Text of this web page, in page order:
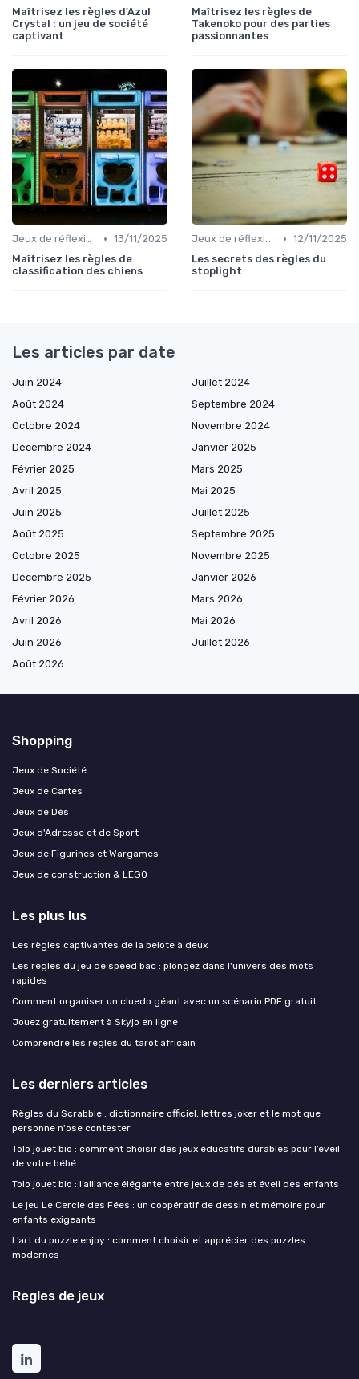
Maîtrisez les règles d'Azul
Crystal : un jeu de société
captivant
Maîtrisez les règles de
Takenoko pour des parties
passionnantes
Jeux de réflexion et logique • 13/11/2025
Maîtrisez les règles de
classification des chiens
Jeux de réflexion et logique • 12/11/2025
Les secrets des règles du
stoplight
Les articles par date
Juin 2024
Juillet 2024
Août 2024
Septembre 2024
Octobre 2024
Novembre 2024
Décembre 2024
Janvier 2025
Février 2025
Mars 2025
Avril 2025
Mai 2025
Juin 2025
Juillet 2025
Août 2025
Septembre 2025
Octobre 2025
Novembre 2025
Décembre 2025
Janvier 2026
Février 2026
Mars 2026
Avril 2026
Mai 2026
Juin 2026
Juillet 2026
Août 2026
Shopping
Jeux de Société
Jeux de Cartes
Jeux de Dés
Jeux d'Adresse et de Sport
Jeux de Figurines et Wargames
Jeux de construction & LEGO
Les plus lus
Les règles captivantes de la belote à deux
Les règles du jeu de speed bac : plongez dans l'univers des mots
rapides
Comment organiser un cluedo géant avec un scénario PDF gratuit
Jouez gratuitement à Skyjo en ligne
Comprendre les règles du tarot africain
Les derniers articles
Règles du Scrabble : dictionnaire officiel, lettres joker et le mot que
personne n'ose contester
Tolo jouet bio : comment choisir des jeux éducatifs durables pour l’éveil
de votre bébé
Tolo jouet bio : l’alliance élégante entre jeux de dés et éveil des enfants
Le jeu Le Cercle des Fées : un coopératif de dessin et mémoire pour
enfants exigeants
L’art du puzzle enjoy : comment choisir et apprécier des puzzles
modernes
Regles de jeux